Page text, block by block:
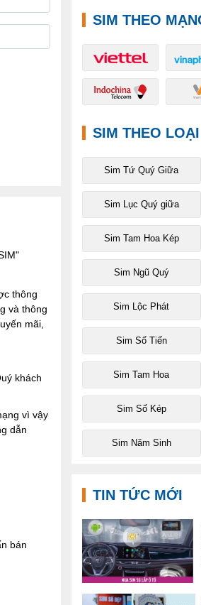
thông
và thông
mãi,
khách
vì vậy
dẫn
bán
SIM THEO
SIM THEO LOẠI
Sim Tứ Quý Giữa
Sim Lục Quý giữa
Sim Tam Hoa Kép
Sim Ngũ Quý
Sim Lộc Phát
Sim Số Tiến
Sim Tam Hoa
Sim Số Kép
Sim Năm Sinh
TIN TỨC MỚI